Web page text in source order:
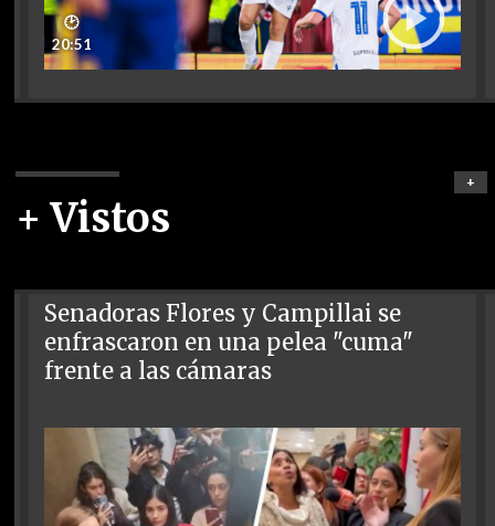
🕑
20:51
+ Vistos
+
Senadoras Flores y Campillai se
enfrascaron en una pelea "cuma"
frente a las cámaras